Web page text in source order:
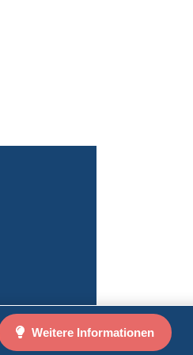
Weitere Informationen